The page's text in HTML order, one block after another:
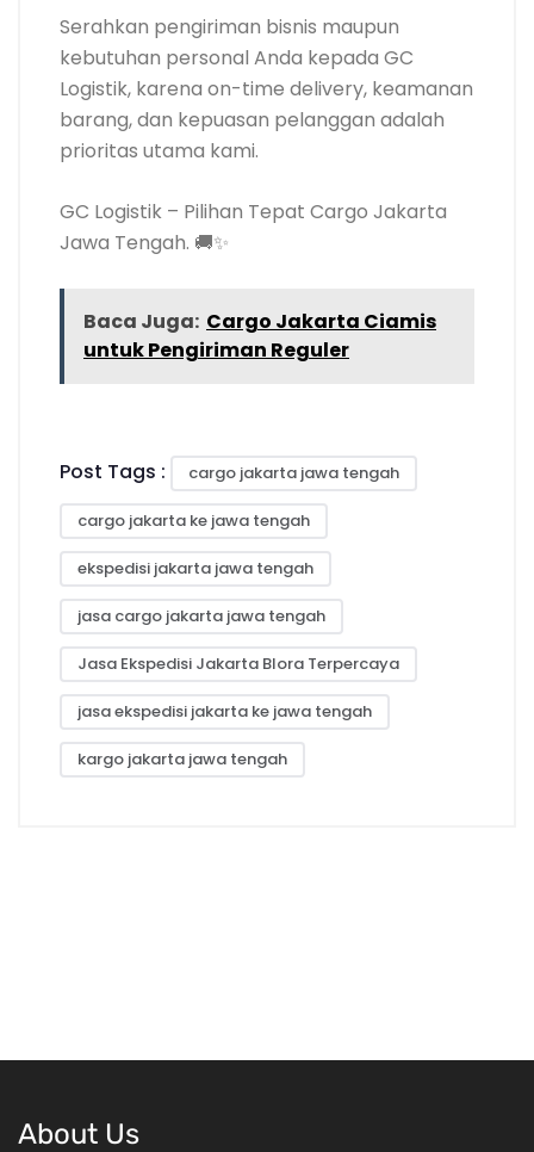
Serahkan pengiriman bisnis maupun
kebutuhan personal Anda kepada GC
Logistik, karena on-time delivery, keamanan
barang, dan kepuasan pelanggan adalah
prioritas utama kami.
GC Logistik – Pilihan Tepat Cargo Jakarta
Jawa Tengah. 🚚✨
Baca Juga: Cargo Jakarta Ciamis
untuk Pengiriman Reguler
Post Tags : cargo jakarta jawa tengah
cargo jakarta ke jawa tengah
ekspedisi jakarta jawa tengah
jasa cargo jakarta jawa tengah
Jasa Ekspedisi Jakarta Blora Terpercaya
jasa ekspedisi jakarta ke jawa tengah
kargo jakarta jawa tengah
About Us